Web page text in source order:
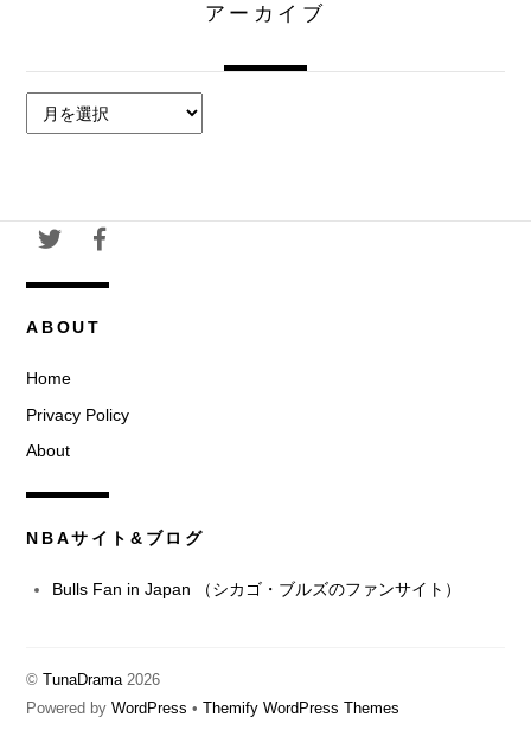
アーカイブ
ー
ブ
ABOUT
Home
Privacy Policy
About
NBAサイト&ブログ
Bulls Fan in Japan （シカゴ・ブルズのファンサイト）
©TunaDrama2026
Powered byWordPress •Themify WordPress Themes